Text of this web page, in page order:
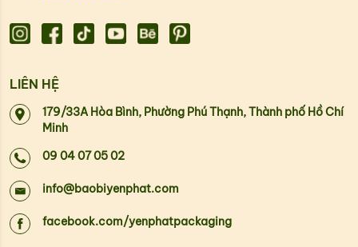
LIÊN HỆ
179/33A Hòa Bình, Phường Phú Thạnh, Thành phố Hồ Chí
Minh
09 04 07 05 02
info@baobiyenphat.com
facebook.com/yenphatpackaging